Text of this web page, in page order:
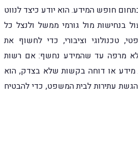
חופש המידע. הוא יודע כיצד לנווט
בנחישות מול גורמי ממשל ולנצל כל
טכנולוגי וציבורי, כדי לחשוף את
מרפה עד שהמידע נחשף: אם רשות
מידע או דוחה בקשות שלא בצדק, הוא
עתירות לבית המשפט, כדי להבטיח